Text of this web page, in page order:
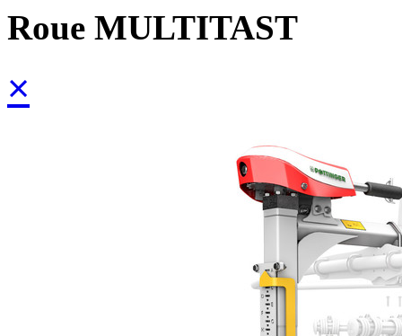
Roue MULTITAST
×